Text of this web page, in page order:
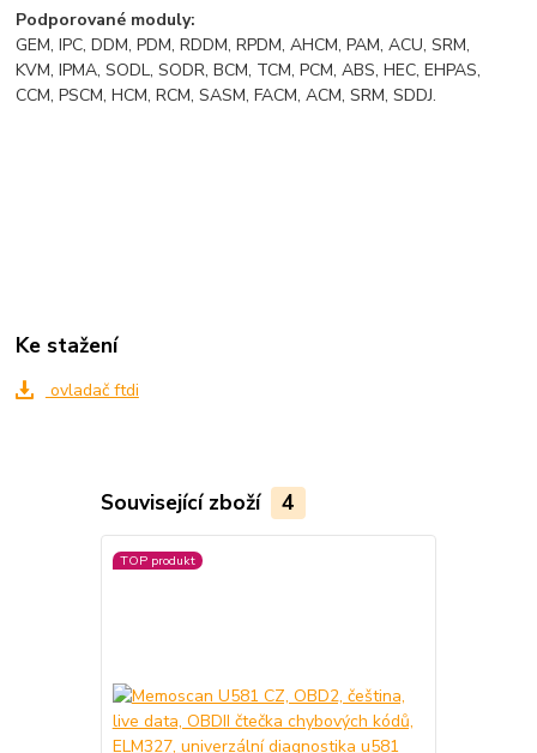
Podporované moduly:
GEM, IPC, DDM, PDM, RDDM, RPDM, AHCM, PAM, ACU, SRM,
KVM, IPMA, SODL, SODR, BCM, TCM, PCM, ABS, HEC, EHPAS,
CCM, PSCM, HCM, RCM, SASM, FACM, ACM, SRM, SDDJ.
Ke stažení
ovladač ftdi
Související zboží 4
TOP produkt